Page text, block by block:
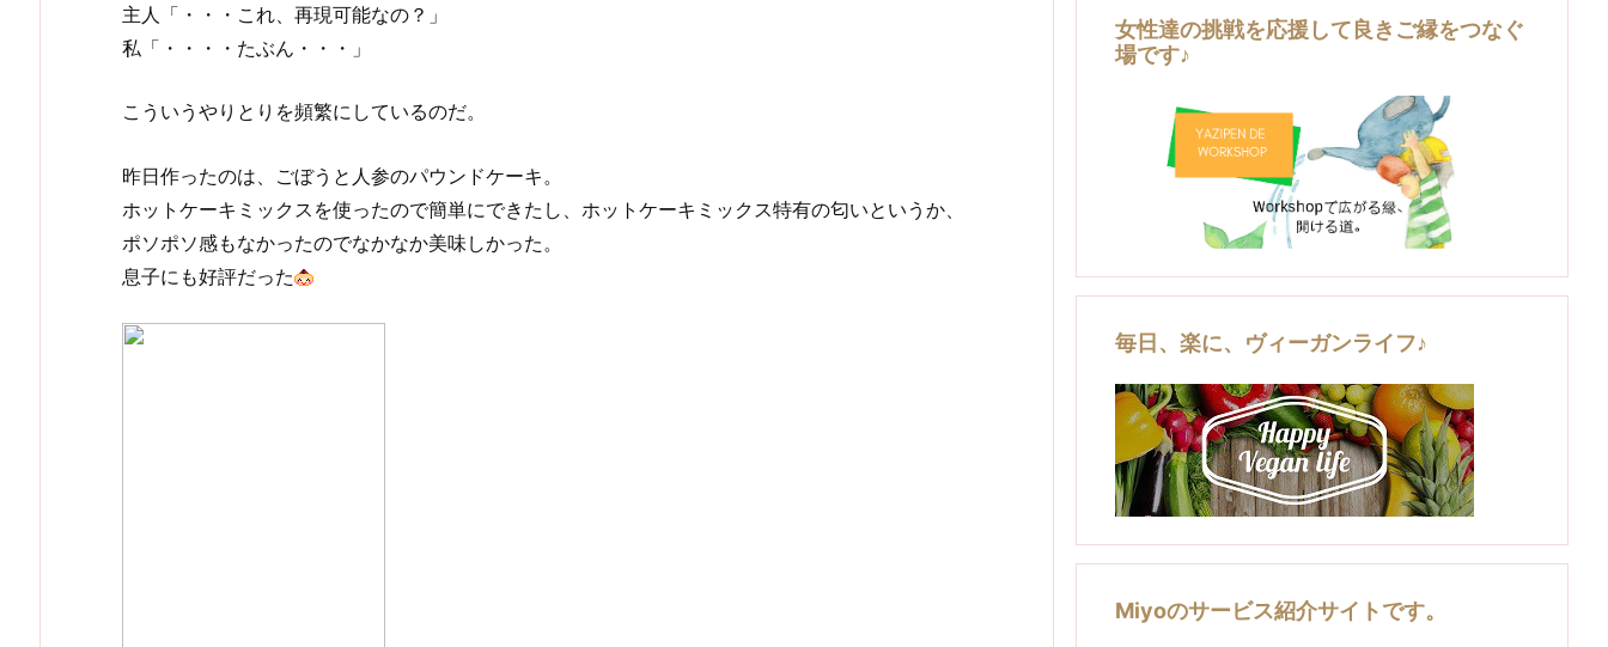
主人「・・・これ、再現可能なの？」
私「・・・・たぶん・・・」
こういうやりとりを頻繁にしているのだ。
昨日作ったのは、ごぼうと人参のパウンドケーキ。
ホットケーキミックスを使ったので簡単にできたし、ホットケーキミックス特有の匂いというか、
ポソポソ感もなかったのでなかなか美味しかった。
息子にも好評だった
女性達の挑戦を応援して良きご縁をつなぐ
場です♪
毎日、楽に、ヴィーガンライフ♪
Miyoのサービス紹介サイトです。